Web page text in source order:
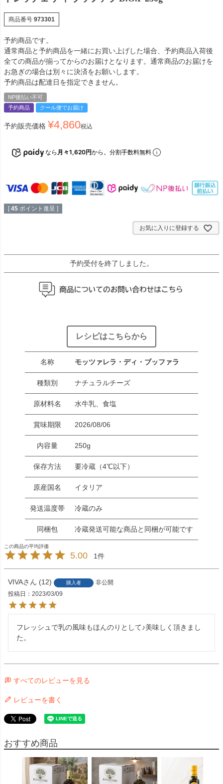
商品番号 973301
予約商品です。
通常商品と予約商品を一緒にお買い上げした場合、予約商品入荷後
全ての商品が揃ってからのお届けとなります。通常商品のお届けを
お急ぎの場合は別々に決済をお願いします。
予約商品は配達日を指定できません。
NP後払い不可
予約商品
クール便でお届け
予約販売価格 ¥4,860税込
なら 月々1,620円から。分割手数料無料
[ 45 ポイント進呈 ]
お気に入りに登録する
予約受付を終了しました。
レシピはこちらから
名称 モッツァレラ・ディ・ブッファラ
種類別 ナチュラルチーズ
原材料名 水牛乳、食塩
賞味期限 2026/08/06
内容量 250g
保存方法 要冷蔵（4℃以下）
原産国名 イタリア
発送温度帯 冷蔵のみ
同梱包 冷蔵発送可能な商品と同梱が可能です
5.00 1
VIVA 12 購入者
非公開
投稿日
2023/03/09
フレッシュで乳の風味もほんのりとして♪美味しく頂きまし
た。
すべてのレビューを見る
レビューを書く
おすすめ商品